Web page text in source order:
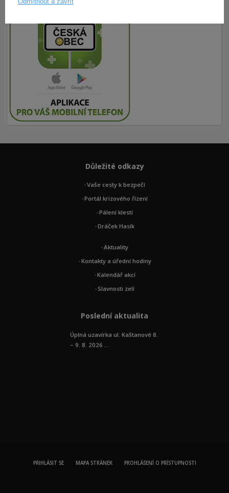
Důležité odkazy
Vaše cesty k bezpečí
Portál krizového řízení
Pálení klestí
Dráček Hasík
Aktuality
Kontakty a úřední hodiny
Kalendář akcí
Slavnosti zelí
Poslední aktualita
Úplná uzavírka ul. Kaštanové 8.
– 9. 8. 2026 ...
PŘIHLÁSIT SE MAPA STRÁNEK PROHLÁŠENÍ O PŘÍSTUPNOSTI